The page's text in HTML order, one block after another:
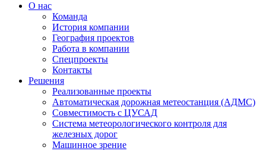
О нас
Команда
История компании
География проектов
Работа в компании
Спецпроекты
Контакты
Решения
Реализованные проекты
Автоматическая дорожная метеостанция (АДМС)
Совместимость с ЦУСАД
Система метеорологического контроля для
железных дорог
Машинное зрение